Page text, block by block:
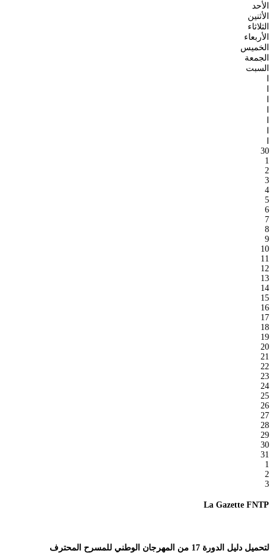
الأحد
الأثنين
الثلاثاء
الأربعاء
الخميس
الجمعة
السبت
ا
ا
ا
ا
ا
ا
ا
30
1
2
3
4
5
6
7
8
9
10
11
12
13
14
15
16
17
18
19
20
21
22
23
24
25
26
27
28
29
30
31
1
2
3
La Gazette FNTP
لتحميل دليل الدورة 17 من المهرجان الوطني للمسرح المحترف